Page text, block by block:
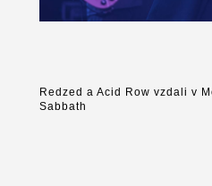
Redzed a Acid Row vzdali v
Sabbath